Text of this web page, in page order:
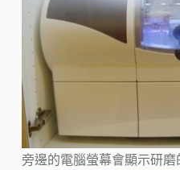
旁邊的電腦螢幕會顯示研